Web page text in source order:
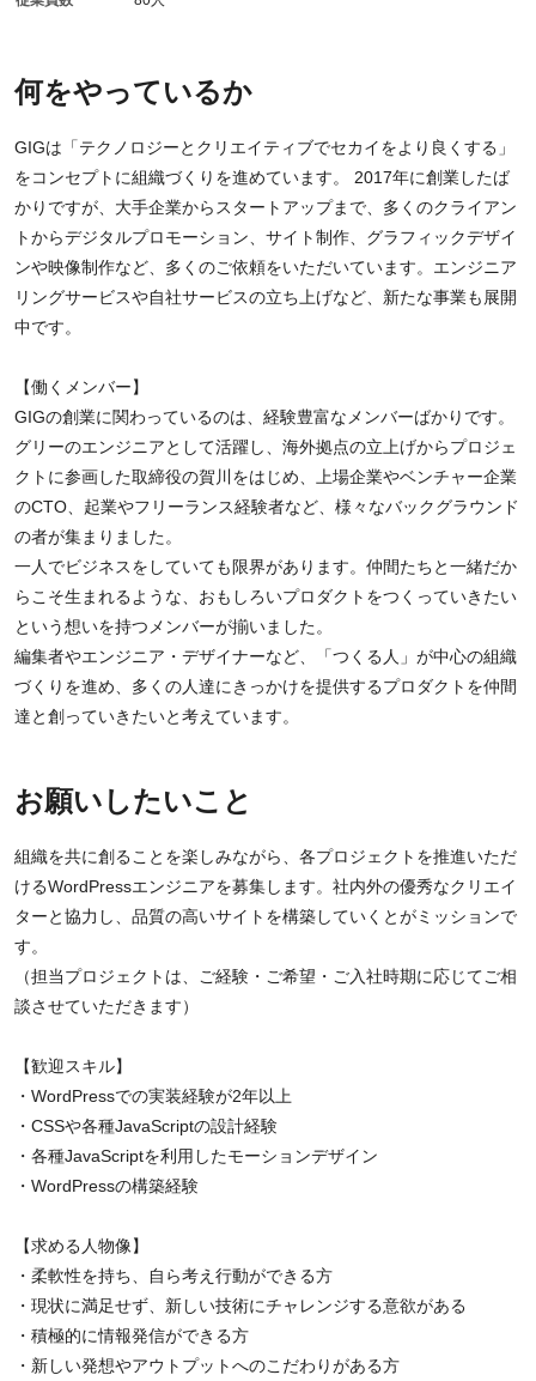
何をやっているか
GIGは「テクノロジーとクリエイティブでセカイをより良くする」
をコンセプトに組織づくりを進めています。 2017年に創業したば
かりですが、大手企業からスタートアップまで、多くのクライアン
トからデジタルプロモーション、サイト制作、グラフィックデザイ
ンや映像制作など、多くのご依頼をいただいています。エンジニア
リングサービスや自社サービスの立ち上げなど、新たな事業も展開
中です。
【働くメンバー】
GIGの創業に関わっているのは、経験豊富なメンバーばかりです。
グリーのエンジニアとして活躍し、海外拠点の立上げからプロジェ
クトに参画した取締役の賀川をはじめ、上場企業やベンチャー企業
のCTO、起業やフリーランス経験者など、様々なバックグラウンド
の者が集まりました。
一人でビジネスをしていても限界があります。仲間たちと一緒だか
らこそ生まれるような、おもしろいプロダクトをつくっていきたい
という想いを持つメンバーが揃いました。
編集者やエンジニア・デザイナーなど、「つくる人」が中心の組織
づくりを進め、多くの人達にきっかけを提供するプロダクトを仲間
達と創っていきたいと考えています。
お願いしたいこと
組織を共に創ることを楽しみながら、各プロジェクトを推進いただ
けるWordPressエンジニアを募集します。社内外の優秀なクリエイ
ターと協力し、品質の高いサイトを構築していくとがミッションで
す。
（担当プロジェクトは、ご経験・ご希望・ご入社時期に応じてご相
談させていただきます）
【歓迎スキル】
・WordPressでの実装経験が2年以上
・CSSや各種JavaScriptの設計経験
・各種JavaScriptを利用したモーションデザイン
・WordPressの構築経験
【求める人物像】
・柔軟性を持ち、自ら考え行動ができる方
・現状に満足せず、新しい技術にチャレンジする意欲がある
・積極的に情報発信ができる方
・新しい発想やアウトプットへのこだわりがある方